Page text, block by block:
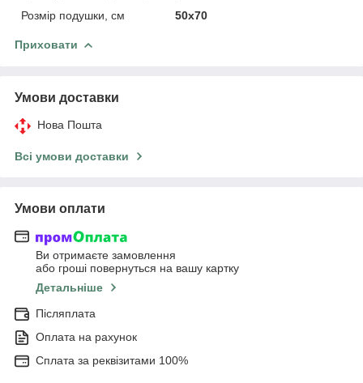
Розмір подушки, см
50х70
Приховати
Умови доставки
Нова Пошта
Всі умови доставки
Умови оплати
Ви отримаєте замовлення
або гроші повернуться на вашу картку
Детальніше
Післяплата
Оплата на рахунок
Сплата за реквізитами 100%